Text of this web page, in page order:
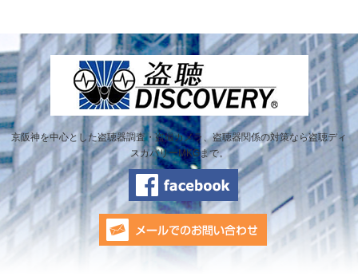
京阪神を中心とした盗聴器調査・盗撮カメラ、盗聴器関係の対策なら盗聴ディ
スカバリーMKGまで。